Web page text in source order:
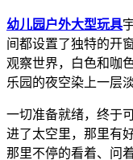
幼儿园户外大型玩具
间都设置了独特的开
观察世界，白色和咖
乐园的夜空染上一层
一切准备就绪，终于
进了太空里，那里有
那里不停的看着、问